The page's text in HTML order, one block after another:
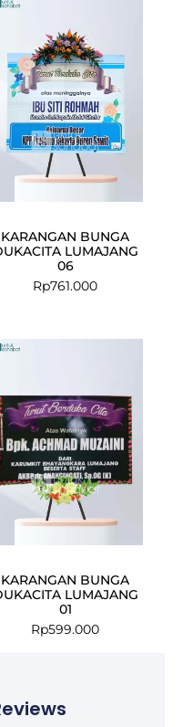
KARANGAN BUNGA
LUMAJANG
06
Rp761.000
KARANGAN BUNGA
LUMAJANG
01
Rp599.000